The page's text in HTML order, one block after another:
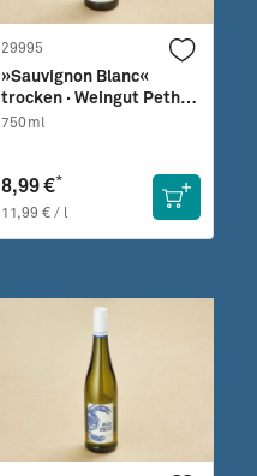
29995
»Sauvignon Blanc«
trocken · Weingut Peth-
Wetz
750ml
8,99 €*
11,99 € / l